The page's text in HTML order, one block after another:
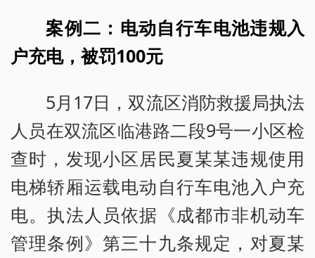
案例二：电动自行车电池违规入
户充电，被罚100元
5月17日，双流区消防救援局执法
人员在双流区临港路二段9号一小区检
查时，发现小区居民夏某某违规使用
电梯轿厢运载电动自行车电池入户充
电。执法人员依据《成都市非机动车
管理条例》第三十九条规定，对夏某